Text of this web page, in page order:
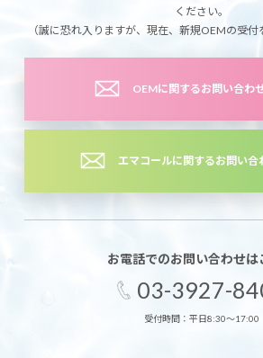
ください。
（誠に恐れ入りますが、現在、新規OEMの受付
OEMに関するお問い合わ
エマコールに関するお問い合
お電話でのお問い合わせは
03-3927-
受付時間：平日8:30～17:00